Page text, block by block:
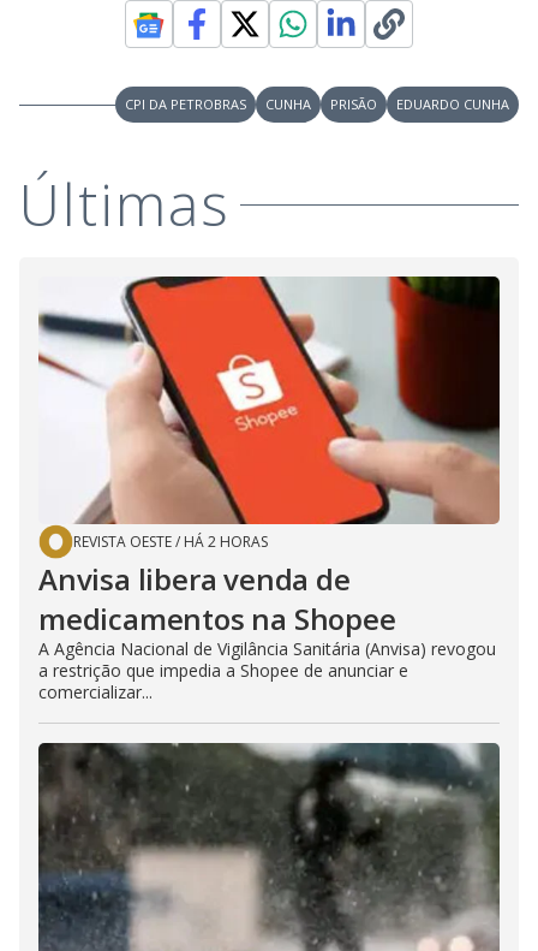
CPI DA PETROBRAS CUNHA PRISÃO EDUARDO CUNHA
Últimas
REVISTA OESTE/ HÁ 2 HORAS
Anvisa libera venda de
medicamentos na Shopee
A Agência Nacional de Vigilância Sanitária (Anvisa) revogou
a restrição que impedia a Shopee de anunciar e
comercializar...